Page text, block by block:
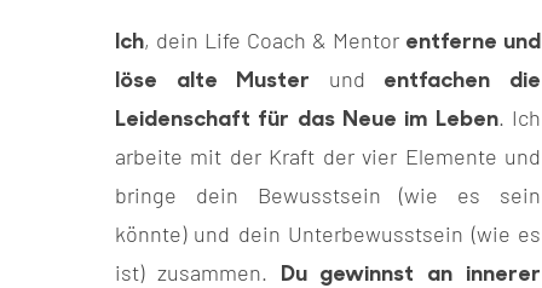
Ich, dein Life Coach & Mentor entferne und
löse alte Muster und entfachen die
Leidenschaft für das Neue im Leben. Ich
arbeite mit der Kraft der vier Elemente und
bringe dein Bewusstsein (wie es sein
könnte) und dein Unterbewusstsein (wie es
ist) zusammen. Du gewinnst an innerer